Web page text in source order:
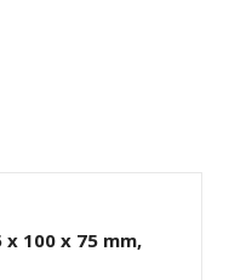
x 100 x 75 mm,